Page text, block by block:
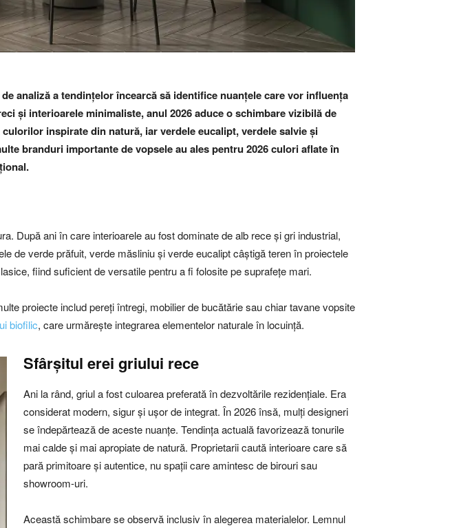
analiză a tendințelor încearcă să identifice nuanțele care vor influența
și interioarele minimaliste, anul 2026 aduce o schimbare vizibilă de
inspirate din natură, iar verdele eucalipt, verdele salvie și
branduri importante de vopsele au ales pentru 2026 culori aflate în
După ani în care interioarele au fost dominate de alb rece și gri industrial,
de verde prăfuit, verde măsliniu și verde eucalipt câștigă teren în proiectele
fiind suficient de versatile pentru a fi folosite pe suprafețe mari.
proiecte includ pereți întregi, mobilier de bucătărie sau chiar tavane vopsite
biofilic, care urmărește integrarea elementelor naturale în locuință.
Sfârșitul erei griului rece
Ani la rând, griul a fost culoarea preferată în dezvoltările rezidențiale. Era
considerat modern, sigur și ușor de integrat. În 2026 însă, mulți designeri
se îndepărtează de aceste nuanțe. Tendința actuală favorizează tonurile
mai calde și mai apropiate de natură. Proprietarii caută interioare care să
pară primitoare și autentice, nu spații care amintesc de birouri sau
showroom-uri.
Această schimbare se observă inclusiv în alegerea materialelor. Lemnul